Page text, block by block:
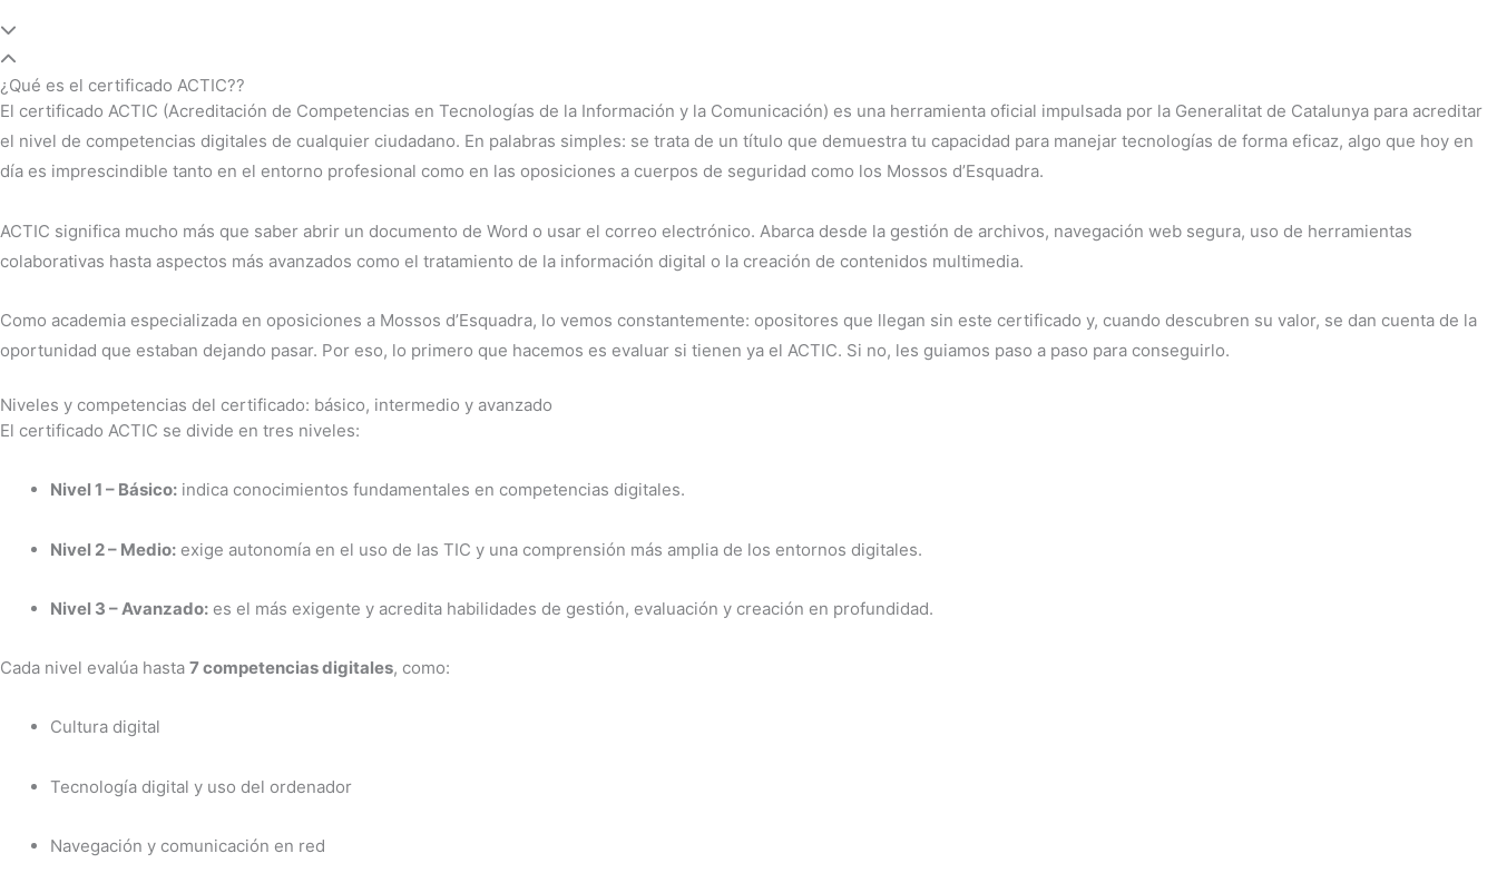
¿Qué es el certificado ACTIC??
El certificado ACTIC (Acreditación de Competencias en Tecnologías de la Información y la Comunicación) es una herramienta oficial impulsada por la Generalitat de Catalunya para acreditar
el nivel de competencias digitales de cualquier ciudadano. En palabras simples: se trata de un título que demuestra tu capacidad para manejar tecnologías de forma eficaz, algo que hoy en
día es imprescindible tanto en el entorno profesional como en las oposiciones a cuerpos de seguridad como los Mossos d’Esquadra.
ACTIC significa mucho más que saber abrir un documento de Word o usar el correo electrónico. Abarca desde la gestión de archivos, navegación web segura, uso de herramientas
colaborativas hasta aspectos más avanzados como el tratamiento de la información digital o la creación de contenidos multimedia.
Como academia especializada en oposiciones a Mossos d’Esquadra, lo vemos constantemente: opositores que llegan sin este certificado y, cuando descubren su valor, se dan cuenta de la
oportunidad que estaban dejando pasar. Por eso, lo primero que hacemos es evaluar si tienen ya el ACTIC. Si no, les guiamos paso a paso para conseguirlo.
Niveles y competencias del certificado: básico, intermedio y avanzado
El certificado ACTIC se divide en tres niveles:
Nivel 1 – Básico: indica conocimientos fundamentales en competencias digitales.
Nivel 2 – Medio: exige autonomía en el uso de las TIC y una comprensión más amplia de los entornos digitales.
Nivel 3 – Avanzado: es el más exigente y acredita habilidades de gestión, evaluación y creación en profundidad.
Cada nivel evalúa hasta 7 competencias digitales, como:
Cultura digital
Tecnología digital y uso del ordenador
Navegación y comunicación en red